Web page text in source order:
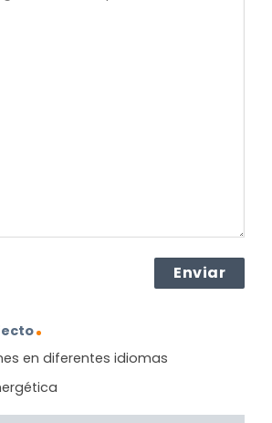
en diferentes idiomas